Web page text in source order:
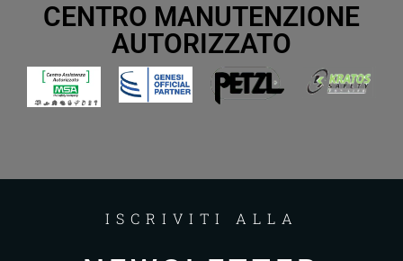
CENTRO MANUTENZIONE
AUTORIZZATO
ISCRIVITI ALLA